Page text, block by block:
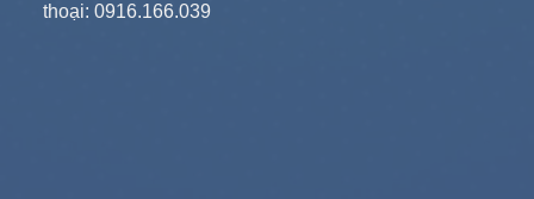
thoại: 0916.166.039